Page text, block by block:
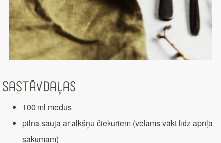
Sastāvdaļas
100 ml medus
pilna sauja ar alkšņu čiekuriem (vēlams vākt līdz aprīļa
sākumam)